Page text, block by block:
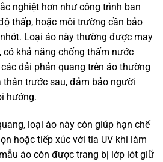
nghiệt hơn như công trình ban
thấp, hoặc môi trường cần bảo
Loại áo này thường được may
có khả năng chống thấm nước
dải phản quang trên áo thường
thân trước sau, đảm bảo người
hướng.
loại áo này còn giúp hạn chế
hoặc tiếp xúc với tia UV khi làm
áo còn được trang bị lớp lót giữ